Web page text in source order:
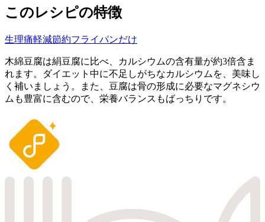
このレシピの特徴
生理痛軽減節約フライパンだけ
木綿豆腐は絹豆腐に比べ、カルシウムの含有量が約3倍含ま
れます。ダイエット中に不足しがちなカルシウムを、美味し
く補いましょう。また、豆腐は骨の形成に必要なマグネシウ
ムも豊富に含むので、栄養バランスもばっちりです。